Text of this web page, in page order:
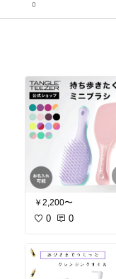
0
￥2,200〜
0 0